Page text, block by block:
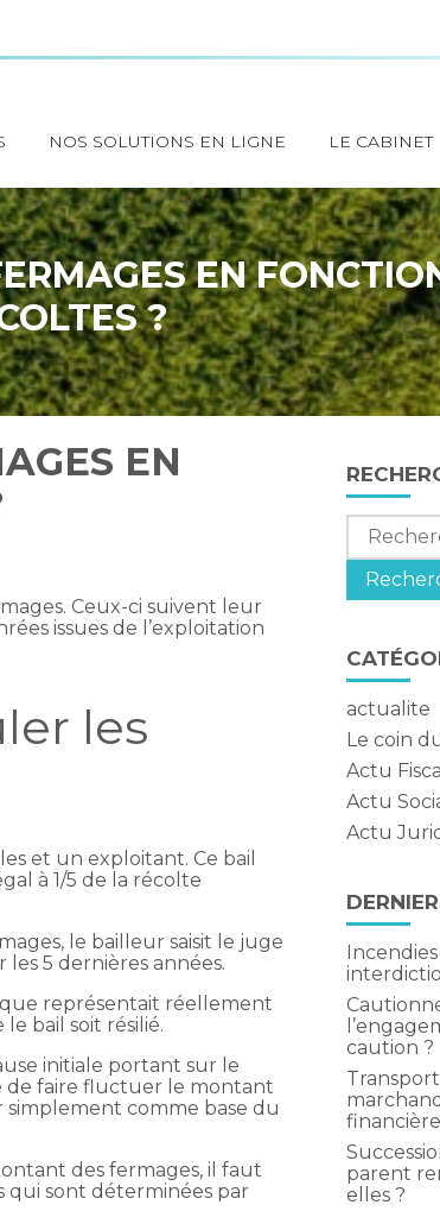
NOS SOLUTIONS EN LIGNE LE CABINET
EN
?
EN
Ceux-ci suivent leur
issues de l’exploitation
les
et un exploitant. Ce bail
à 1/5 de la récolte
le bailleur saisit le juge
5 dernières années.
représentait réellement
bail soit résilié.
initiale portant sur le
de faire fluctuer le montant
simplement comme base du
des fermages, il faut
qui sont déterminées par
Blog
sidebar
actualite
Le coin
Actu
Actu
Actu
caution ?
parent
elles ?